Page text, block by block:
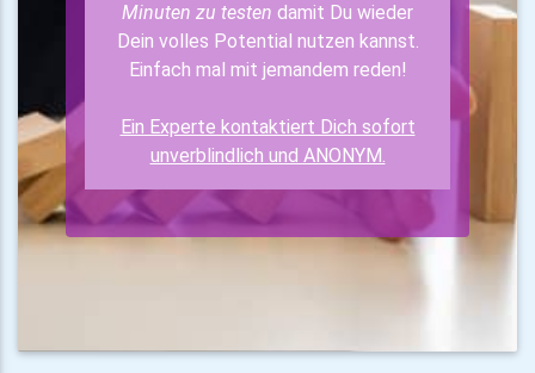
Minuten zu testen damit Du wieder
Dein volles Potential nutzen kannst.
Einfach mal mit jemandem reden!
Ein Experte kontaktiert Dich sofort
unverblindlich und ANONYM.